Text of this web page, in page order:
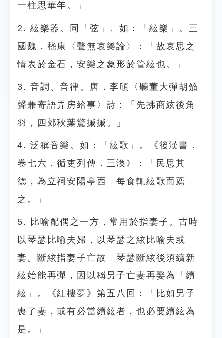
一柱思華年。」
2. 絃樂器。同「弦」。如：「絃樂」。三
國魏．嵇康〈聲無哀樂論〉：「故哀思之
情表於金石，安樂之象形於管絃也。」
3. 音調、音律。唐．李頎〈聽董大彈胡笳
聲兼寄語弄房給事〉詩：「先拂商絃後角
羽，四郊秋葉驚摵摵。」
4. 泛稱音樂。如：「絃歌」。《後漢書．
卷七六．循吏列傳．王渙》：「民思其
德，為立祠安陽亭西，每食輒絃歌而薦
之。」
5. 比喻配偶之一方，常用於指妻子。古時
以琴瑟比喻夫婦，以琴瑟之絃比喻夫或
妻。斷絃指妻子亡故，琴瑟斷絃後須續新
絃始能再彈，因以稱男子亡妻再娶為「續
絃」。《紅樓夢》第五八回：「比如男子
喪了妻，或有必當續絃者，也必要續絃為
是。」